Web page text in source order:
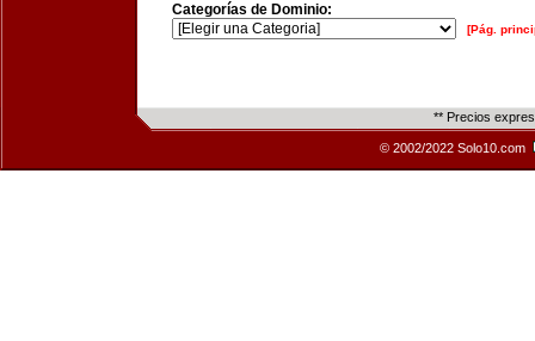
Categorías de Dominio:
[Pág.
** Precios
© 2002/2022 Solo10.com